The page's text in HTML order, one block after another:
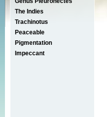
The Indies
Trachinotus
Peaceable
Pigmentation
Impeccant